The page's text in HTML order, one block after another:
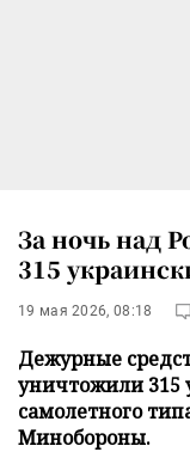
За ночь над
315
19 мая 2026, 08:18
Дежурные
уничтожили 315
самолетного
Минобороны.